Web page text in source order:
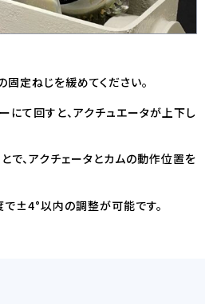
固定ねじを緩めてください。
にて回すと、アクチュエータが上下し
で、アクチェータとカムの動作位置を
±4°以内の調整が可能です。